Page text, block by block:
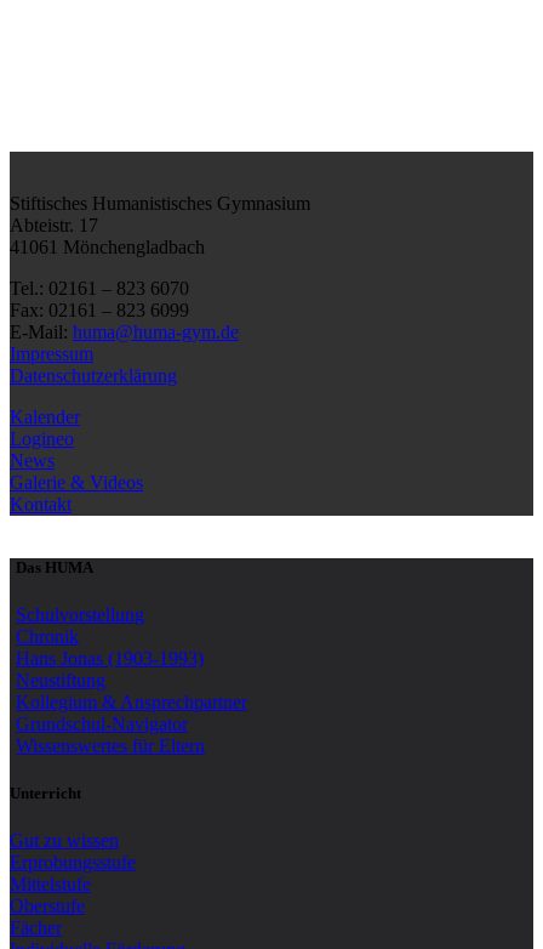
Stiftisches Humanistisches Gymnasium
Abteistr. 17
41061 Mönchengladbach
Tel.: 02161 – 823 6070
Fax: 02161 – 823 6099
E-Mail: huma@huma-gym.de
Impressum
Datenschutzerklärung
Kalender
Logineo
News
Galerie & Videos
Kontakt
Das HUMA
Schulvorstellung
Chronik
Hans Jonas (1903-1993)
Neustiftung
Kollegium & Ansprechpartner
Grundschul-Navigator
Wissenswertes für Eltern
Unterricht
Gut zu wissen
Erprobungsstufe
Mittelstufe
Oberstufe
Fächer